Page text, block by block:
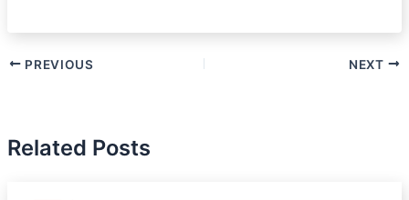
PREVIOUS NEXT
Related Posts